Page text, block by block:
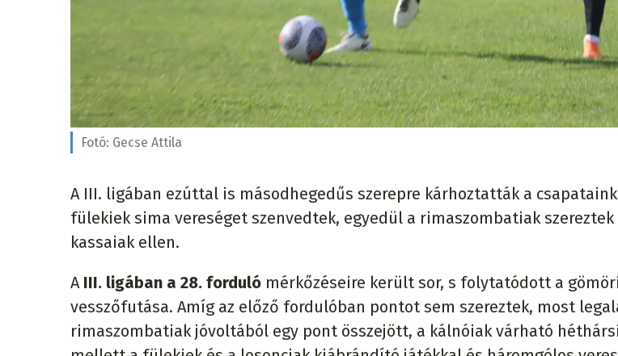
Fotó: Gecse Attila
A III. ligában ezúttal is másodhegedűs szerepre kárhoztatták a
fülekiek sima vereséget szenvedtek, egyedül a rimaszombatiak
kassaiak ellen.
A III. ligában a 28. forduló mérkőzéseire került sor, s folytatódott a
vesszőfutása. Amíg az előző fordulóban pontot sem szereztek, most
rimaszombatiak jóvoltából egy pont összejött, a kálnóiak várható